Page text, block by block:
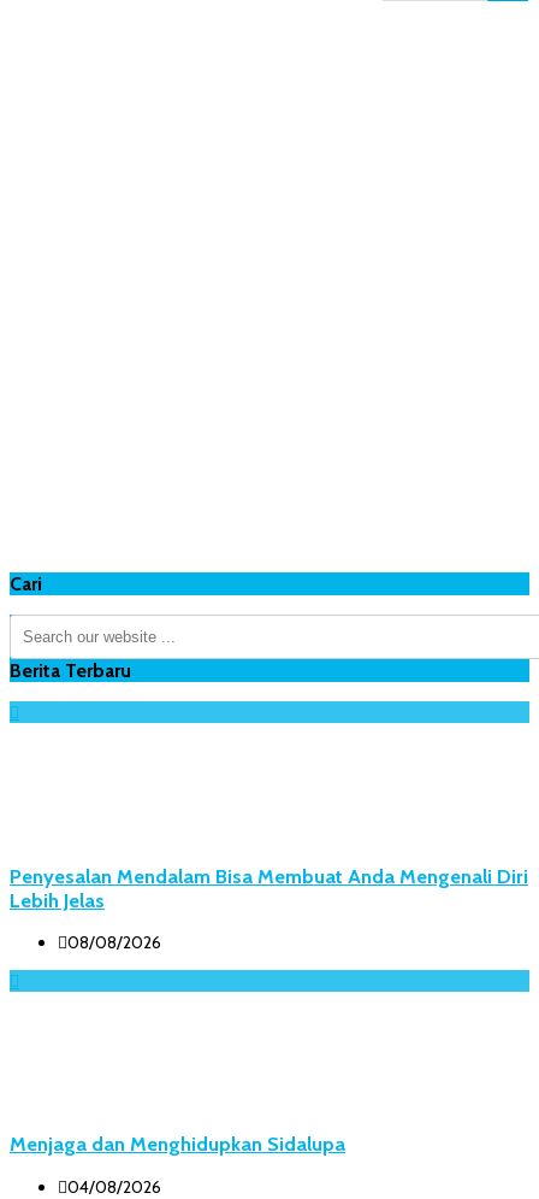
Cari
Berita Terbaru
Penyesalan Mendalam Bisa Membuat Anda Mengenali Diri
Lebih Jelas
08/08/2026
Menjaga dan Menghidupkan Sidalupa
04/08/2026